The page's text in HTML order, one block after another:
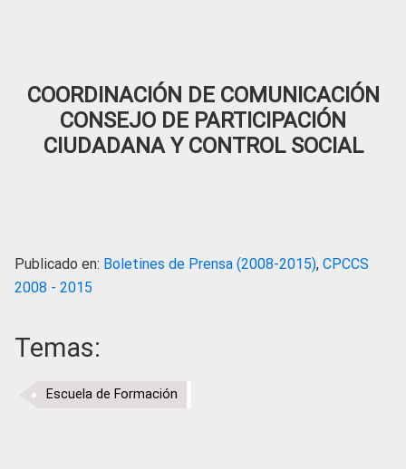
COORDINACIÓN DE COMUNICACIÓN
CONSEJO DE PARTICIPACIÓN
CIUDADANA Y CONTROL SOCIAL
Publicado en: Boletines de Prensa (2008-2015), CPCCS
2008 - 2015
Temas:
Escuela de Formación